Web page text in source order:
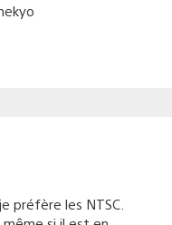
préfère les NTSC.